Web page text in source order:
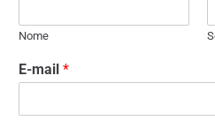
Nome
E-mail *